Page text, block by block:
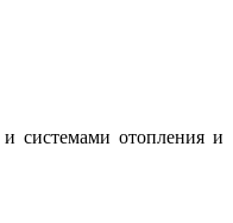
системами отопления и